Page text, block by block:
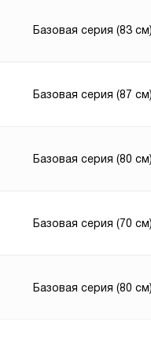
Базовая серия (83 см)
Базовая серия (87 см)
Базовая серия (80 см)
Базовая серия (70 см)
Базовая серия (80 см)